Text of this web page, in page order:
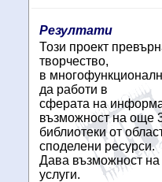
Резултати
Този проект
творчество,
в
да работи в
сферата на
възможност на още
библиотеки от
споделени ресурси.
Дава възможност на
услуги.